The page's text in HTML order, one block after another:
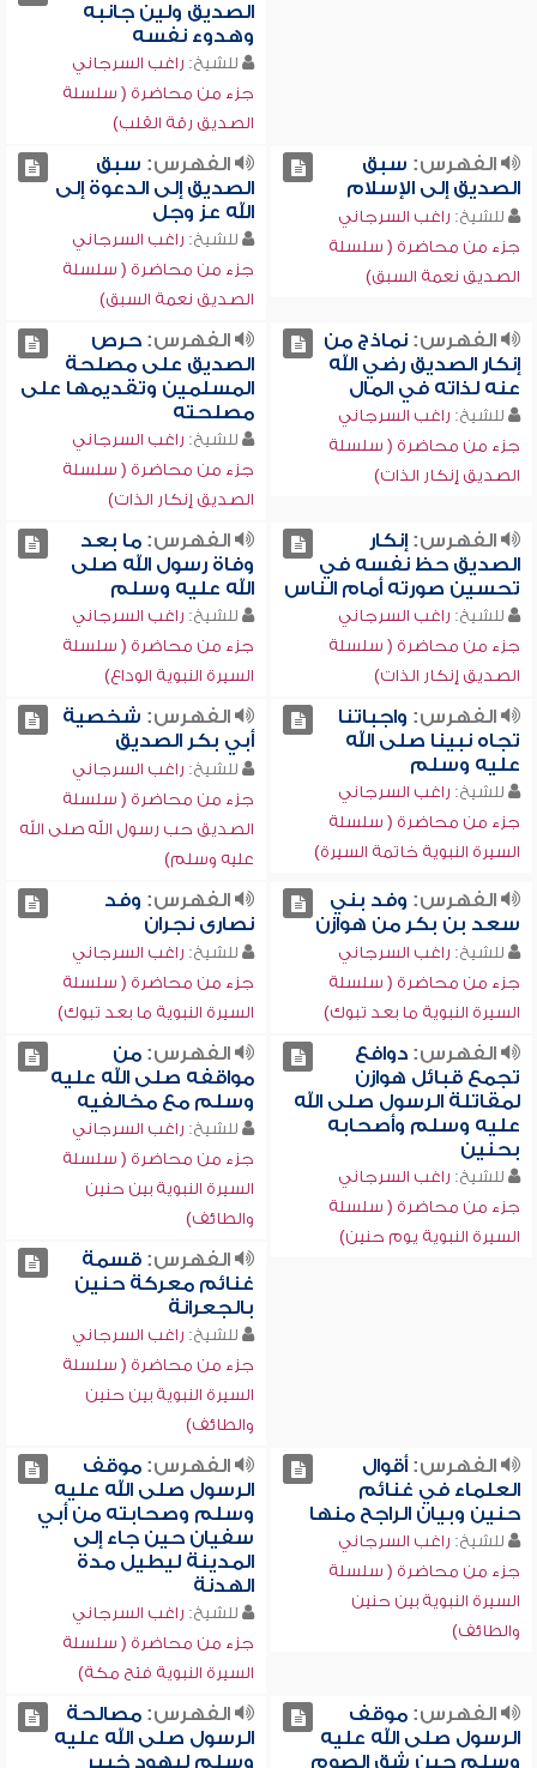
الصديق ولين جانبه
وهدوء نفسه
للشيخ: راغب السرجاني
جزء من محاضرة ( سلسلة
الصديق رقة القلب)
الفهرس: سبق
الصديق إلى الإسلام
للشيخ: راغب السرجاني
جزء من محاضرة ( سلسلة
الصديق نعمة السبق)
الفهرس: سبق
الصديق إلى الدعوة إلى
الله عز وجل
للشيخ: راغب السرجاني
جزء من محاضرة ( سلسلة
الصديق نعمة السبق)
الفهرس:نماذج من
إنكار الصديق رضي الله
عنه لذاته في المال
للشيخ: راغب السرجاني
جزء من محاضرة ( سلسلة
الصديق إنكار الذات)
الفهرس:حرص
الصديق على مصلحة
المسلمين وتقديمها على
مصلحته
للشيخ: راغب السرجاني
جزء من محاضرة ( سلسلة
الصديق إنكار الذات)
الفهرس:إنكار
الصديق حظ نفسه في
تحسين صورته أمام الناس
للشيخ: راغب السرجاني
جزء من محاضرة ( سلسلة
الصديق إنكار الذات)
الفهرس:ما بعد
وفاة رسول الله صلى
الله عليه وسلم
للشيخ: راغب السرجاني
جزء من محاضرة ( سلسلة
السيرة النبوية الوداع)
الفهرس: واجباتنا
تجاه نبينا صلى الله
عليه وسلم
للشيخ: راغب السرجاني
جزء من محاضرة ( سلسلة
السيرة النبوية خاتمة السيرة)
الفهرس: شخصية
أبي بكر الصديق
للشيخ: راغب السرجاني
جزء من محاضرة ( سلسلة
الصديق حب رسول الله صلى الله
عليه وسلم)
الفهرس: وفد بني
سعد بن بكر من هوازن
للشيخ: راغب السرجاني
جزء من محاضرة ( سلسلة
السيرة النبوية ما بعد تبوك)
الفهرس: وفد
نصارى نجران
للشيخ: راغب السرجاني
جزء من محاضرة ( سلسلة
السيرة النبوية ما بعد تبوك)
الفهرس:دوافع
تجمع قبائل هوازن
لمقاتلة الرسول صلى الله
عليه وسلم وأصحابه
بحنين
للشيخ: راغب السرجاني
جزء من محاضرة ( سلسلة
السيرة النبوية يوم حنين)
الفهرس:من
مواقفه صلى الله عليه
وسلم مع مخالفيه
للشيخ: راغب السرجاني
جزء من محاضرة ( سلسلة
السيرة النبوية بين حنين
والطائف)
الفهرس:قسمة
غنائم معركة حنين
بالجعرانة
للشيخ: راغب السرجاني
جزء من محاضرة ( سلسلة
السيرة النبوية بين حنين
والطائف)
الفهرس:أقوال
العلماء في غنائم
حنين وبيان الراجح منها
للشيخ: راغب السرجاني
جزء من محاضرة ( سلسلة
السيرة النبوية بين حنين
والطائف)
الفهرس:موقف
الرسول صلى الله عليه
وسلم وصحابته من أبي
سفيان حين جاء إلى
المدينة ليطيل مدة
الهدنة
للشيخ: راغب السرجاني
جزء من محاضرة ( سلسلة
السيرة النبوية فتح مكة)
الفهرس:موقف
الرسول صلى الله عليه
وسلم حين شق الصوم
الفهرس:مصالحة
الرسول صلى الله عليه
وسلم ليهود خيبر